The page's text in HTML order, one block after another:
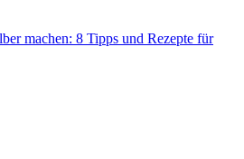
machen: 8 Tipps und Rezepte für